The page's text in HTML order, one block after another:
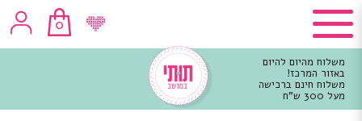
0
משלוח מהיום להיום
באזור המרכז!
משלוח חינם ברכישה
מעל 300 ש"ח